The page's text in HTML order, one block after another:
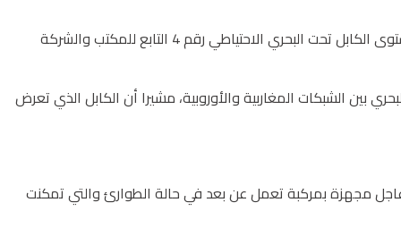
أعلن المكتب الوطني للكهرباء والماء الصالح للشرب، عن حدوث تسرب طفيف، يوم 30 يوليوز 2020، لسائل عازل قابل للتحلل البيولوجي على مستوى الكابل تحت البحري الاحتياطي رقم 4 التابع للمكتب والشركة
2 قيد الخدمة، واللذين يوفران الربط الكهربائي البحري بين الشبكات المغاربية والأوروبية، مشيرا أن الكابل الذي تعرض
عاجل مجهزة بمركبة تعمل عن بعد في حالة الطوارئ والتي تمكنت